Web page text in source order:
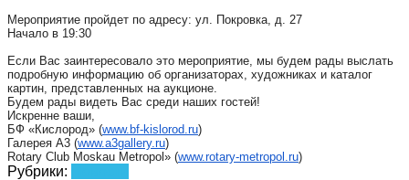
Мероприятие пройдет по адресу: ул. Покровка, д. 27
Начало в 19:30
Если Вас заинтересовало это мероприятие, мы будем рады выслать
подробную информацию об организаторах, художниках и каталог
картин, представленных на аукционе.
Будем рады видеть Вас среди наших гостей!
Искренне ваши,
БФ «Кислород» (www.bf-kislorod.ru)
Галерея А3 (www.a3gallery.ru)
Rotary Club Moskau Metropol» (www.rotary-metropol.ru)
Рубрики: